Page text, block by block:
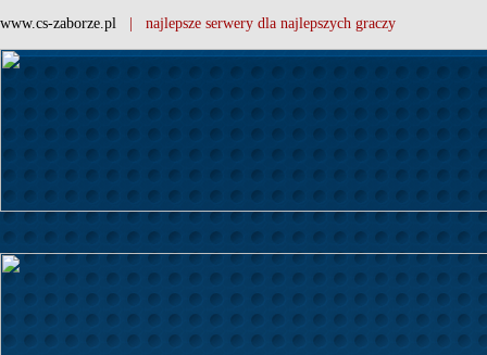
www.cs-zaborze.pl | najlepsze serwery dla najlepszych graczy